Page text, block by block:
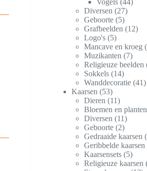
Diversen
27
Geboorte 5
Grafbeelden
12
Logo's 5
Mancave en kroeg
Muzikanten
7
Religieuze beelden
Sokkels 14
Wanddecoratie 41
Kaarsen
53
Dieren
11
Bloemen en planten
Diversen
11
Geboorte 2
Gedraaide kaarsen
Geribbelde kaarsen
Kaarsensets 5
Religieuze kaarsen